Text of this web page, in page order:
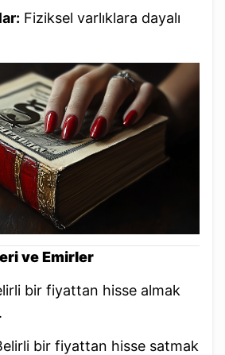
Fiziksel varlıklara dayalı
ve Emirler
bir fiyattan hisse almak
bir fiyattan hisse satmak